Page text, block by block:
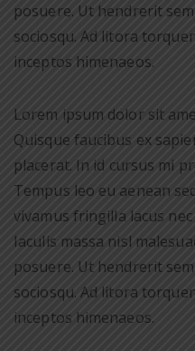
posuere. Ut hendrerit
sociosqu. Ad litora
inceptos himenaeos.
Lorem ipsum dolor sit
Quisque faucibus ex
placerat. In id cursus mi
Tempus leo eu aenean
vivamus fringilla lacus
Iaculis massa nisl
posuere. Ut hendrerit
sociosqu. Ad litora
inceptos himenaeos.